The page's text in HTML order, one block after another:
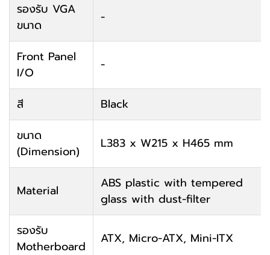
รองรับ VGA
ขนาด
-
Front Panel
I/O
-
สี
Black
ขนาด
(Dimension)
L383 x W215 x H465 mm
Material
ABS plastic with tempered
glass with dust-filter
รองรับ
Motherboard
ATX, Micro-ATX, Mini-ITX